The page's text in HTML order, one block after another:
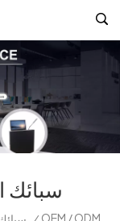
سبائك
OEM / ODM